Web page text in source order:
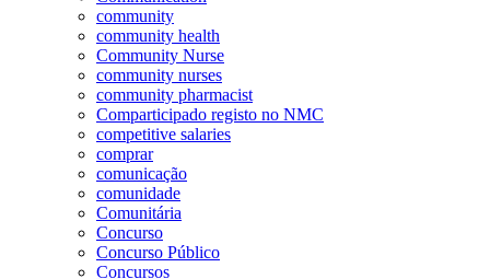
community
community health
Community Nurse
community nurses
community pharmacist
Comparticipado registo no NMC
competitive salaries
comprar
comunicação
comunidade
Comunitária
Concurso
Concurso Público
Concursos